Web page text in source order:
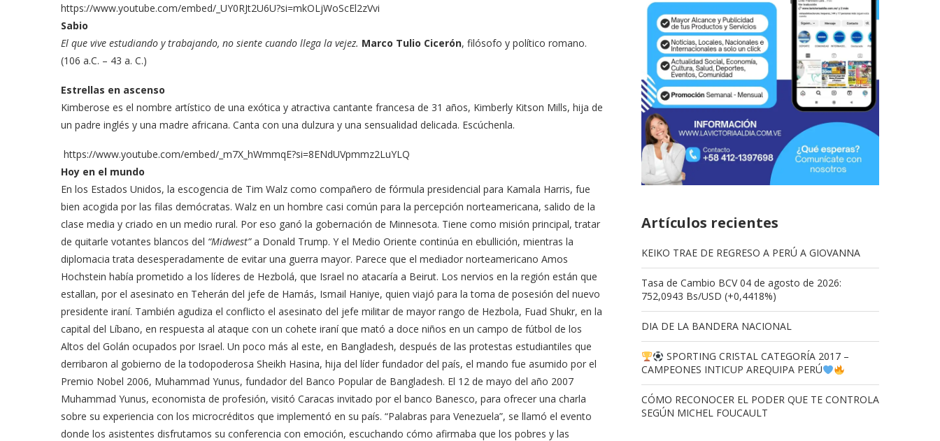
https://www.youtube.com/embed/_UY0RJt2U6U?si=mkOLjWoScEl2zVvi
Sabio
El que vive estudiando y trabajando, no siente cuando llega la vejez. Marco Tulio Cicerón, filósofo y político romano.
(106 a.C. – 43 a. C.)
Estrellas en ascenso
Kimberose es el nombre artístico de una exótica y atractiva cantante francesa de 31 años, Kimberly Kitson Mills, hija de
un padre inglés y una madre africana. Canta con una dulzura y una sensualidad delicada. Escúchenla.
https://www.youtube.com/embed/_m7X_hWmmqE?si=8ENdUVpmmz2LuYLQ
Hoy en el mundo
En los Estados Unidos, la escogencia de Tim Walz como compañero de fórmula presidencial para Kamala Harris, fue
bien acogida por las filas demócratas. Walz en un hombre casi común para la percepción norteamericana, salido de la
clase media y criado en un medio rural. Por eso ganó la gobernación de Minnesota. Tiene como misión principal, tratar
de quitarle votantes blancos del “Midwest”a Donald Trump. Y el Medio Oriente continúa en ebullición, mientras la
diplomacia trata desesperadamente de evitar una guerra mayor. Parece que el mediador norteamericano Amos
Hochstein había prometido a los líderes de Hezbolá, que Israel no atacaría a Beirut. Los nervios en la región están que
estallan, por el asesinato en Teherán del jefe de Hamás, Ismail Haniye, quien viajó para la toma de posesión del nuevo
presidente iraní. También agudiza el conflicto el asesinato del jefe militar de mayor rango de Hezbola, Fuad Shukr, en la
capital del Líbano, en respuesta al ataque con un cohete iraní que mató a doce niños en un campo de fútbol de los
Altos del Golán ocupados por Israel. Un poco más al este, en Bangladesh, después de las protestas estudiantiles que
derribaron al gobierno de la todopoderosa Sheikh Hasina, hija del líder fundador del país, el mando fue asumido por el
Premio Nobel 2006, Muhammad Yunus, fundador del Banco Popular de Bangladesh. El 12 de mayo del año 2007
Muhammad Yunus, economista de profesión, visitó Caracas invitado por el banco Banesco, para ofrecer una charla
sobre su experiencia con los microcréditos que implementó en su país. “Palabras para Venezuela”, se llamó el evento
donde los asistentes disfrutamos su conferencia con emoción, escuchando cómo afirmaba que los pobres y las
Artículos recientes
KEIKO TRAE DE REGRESO A PERÚ A GIOVANNA
Tasa de Cambio BCV 04 de agosto de 2026:
752,0943 Bs/USD (+0,4418%)
DIA DE LA BANDERA NACIONAL
SPORTING CRISTAL CATEGORÍA 2017 –
CAMPEONES INTICUP AREQUIPA PERÚ
CÓMO RECONOCER EL PODER QUE TE CONTROLA
SEGÚN MICHEL FOUCAULT